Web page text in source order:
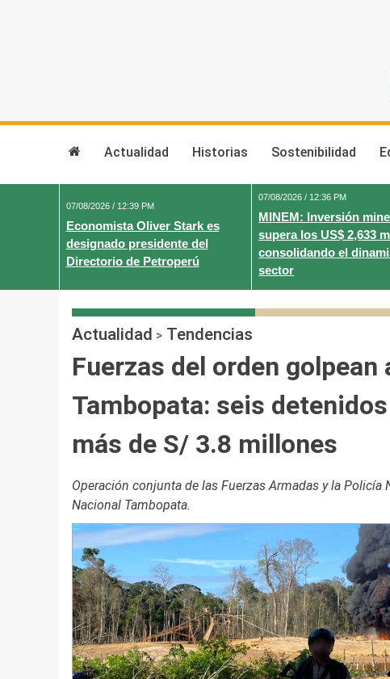
Actualidad Historias Sostenibilidad
07/08/2026 / 12:39 PM
Economista Oliver Stark es
designado presidente del
Directorio de Petroperú
07/08/2026 / 12:36 PM
MINEM: Inversión
supera los US$ 2,633
consolidando el
sector
Actualidad > Tendencias
Fuerzas del orden
Tambopata: seis
más de S/ 3.8 millones
Operación conjunta de las Fuerzas Armadas y la
Nacional Tambopata.